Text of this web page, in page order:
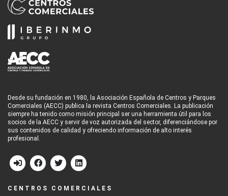
Desde su fundación en 1980, la Asociación Española de Centros y Parques
Comerciales (AECC) publica la revista Centros Comerciales. La publicación
siempre ha tenido como misión principal ser una herramienta útil para los
socios de la AECC y servir de voz autorizada del sector, diferenciándose por
sus contenidos de calidad y ofreciendo información de alto interés
profesional.
CENTROS COMERCIALES